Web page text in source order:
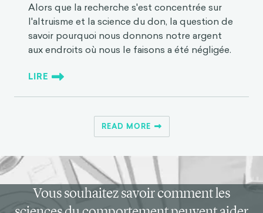
Alors que la recherche s'est concentrée sur
l'altruisme et la science du don, la question de
savoir pourquoi nous donnons notre argent
aux endroits où nous le faisons a été négligée.
LIRE
READ MORE
Vous souhaitez savoir comment les